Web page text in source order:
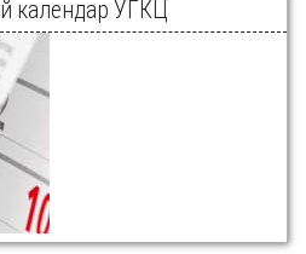
календар УГКЦ